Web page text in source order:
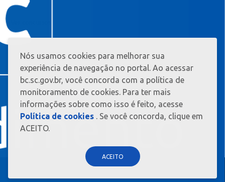
BALNEÁRIO CAMBORIÚ - CAPITAL CATARINENSE DO TURISMO - TODOS OS
Nós usamos cookies para melhorar sua
experiência de navegação no portal. Ao acessar
bc.sc.gov.br, você concorda com a política de
monitoramento de cookies. Para ter mais
informações sobre como isso é feito, acesse
Política de cookies . Se você concorda, clique em
ACEITO.
ACEITO